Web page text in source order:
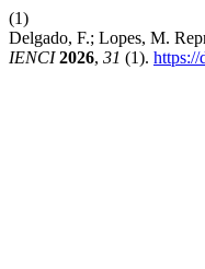
(1)
Delgado, F.; Lopes, M.
IENCI 2026, 31 (1). https://